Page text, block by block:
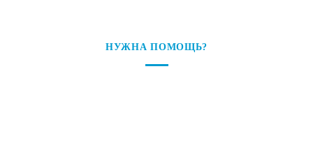
НУЖНА ПОМОЩЬ?